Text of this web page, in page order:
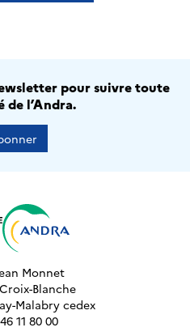
pour suivre toute
de l’Andra.
Monnet
Blanche
Malabry cedex
11 80 00